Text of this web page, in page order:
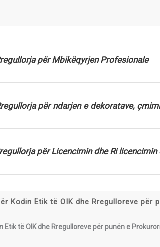
për Mbikëqyrjen Profesionale
për ndarjen e dekoratave,
për Licencimin dhe Ri licencimin
Kodin Etik të OIK dhe Rregulloreve
Etik të OIK dhe Rregulloreve për punën e